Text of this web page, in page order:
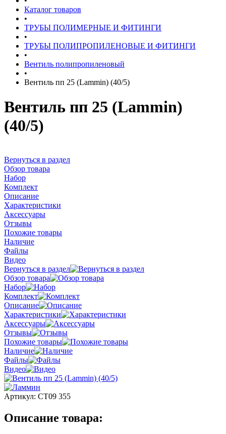
Каталог товаров
•
ТРУБЫ ПОЛИМЕРНЫЕ И ФИТИНГИ
•
ТРУБЫ ПОЛИПРОПИЛЕНОВЫЕ И ФИТИНГИ
•
Вентиль полипропиленовый
•
Вентиль пп 25 (Lammin) (40/5)
Вентиль пп 25 (Lammin)
(40/5)
Вернуться в раздел
Обзор товара
Набор
Комплект
Описание
Характеристики
Аксессуары
Отзывы
Похожие товары
Наличие
Файлы
Видео
Вернуться в раздел
Обзор товара
Набор
Комплект
Описание
Характеристики
Аксессуары
Отзывы
Похожие товары
Наличие
Файлы
Видео
Артикул: СТ09 355
Описание товара: